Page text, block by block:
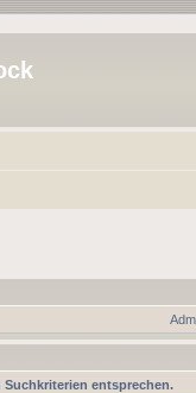
entsprechen.